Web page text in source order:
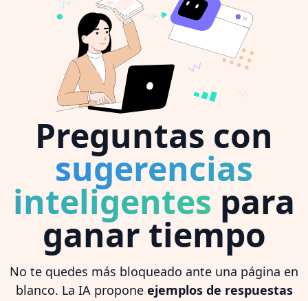
Preguntas con
sugerencias
inteligentes para
ganar tiempo
No te quedes más bloqueado ante una página en
blanco. La IA propone ejemplos de respuestas